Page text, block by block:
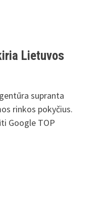
Lietuvos
supranta
rinkos pokyčius.
Google TOP